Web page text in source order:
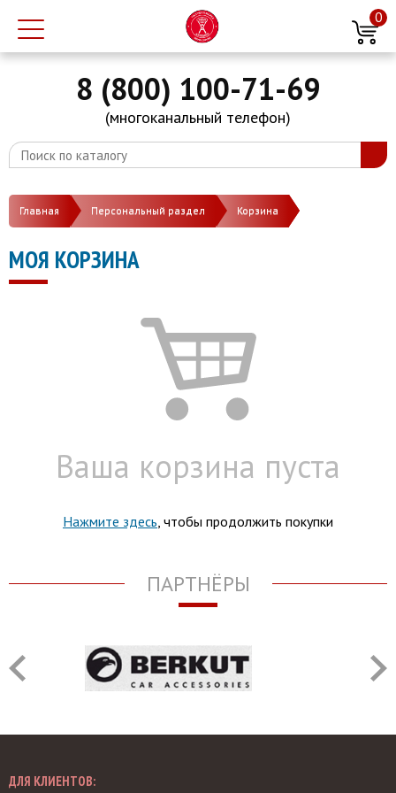
0
8 (800) 100-71-69
(многоканальный телефон)
Главная Персональный раздел Корзина
МОЯ КОРЗИНА
Ваша корзина пуста
Нажмите здесь , чтобы продолжить покупки
ПАРТНЁРЫ
ДЛЯ КЛИЕНТОВ: